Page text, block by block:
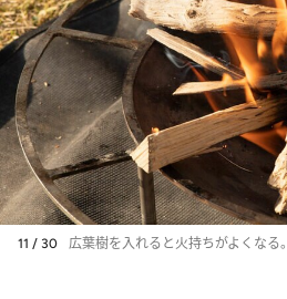
11 / 30 広葉樹を入れると火持ちがよくなる。